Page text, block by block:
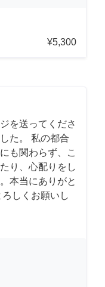
¥5,300
を送ってくださ
た。 私の都合
も関わらず、こ
り、心配りをし
本当にありがと
しくお願いし